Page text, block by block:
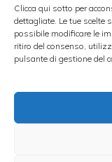
Clicca qui sotto per
dettagliate. Le tue scelte
possibile modificare le
ritiro del consenso,
pulsante di gestione del
della società
del cemento.